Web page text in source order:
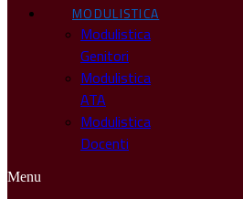
MODULISTICA
Modulistica
Genitori
Modulistica
ATA
Modulistica
Docenti
Menu